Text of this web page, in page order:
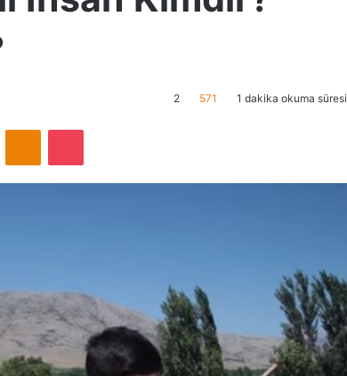
2 571 1 dakika okuma süresi